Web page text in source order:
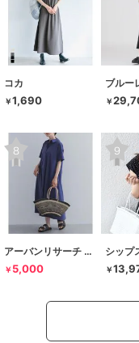
コカ
￥1,690 ￥
アーバンリサーチ ドアーズ
￥ 5,000
シップ
￥